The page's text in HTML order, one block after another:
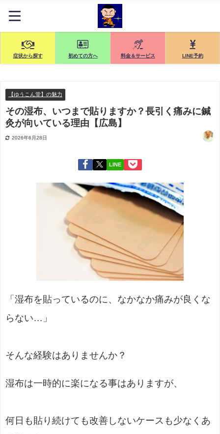
症状から探す 初めての方へ 料金＆サービス LINE予約
【ゆうこん堂】の魅力
その湿布、いつまで貼りますか？長引く痛みに鍼
灸が向いている理由【広島】
2026年6月28日
LINE
「湿布を貼っているのに、なかなか痛みが良くな
らない…」
そんな経験はありませんか？
湿布は一時的に楽になる事はありますが、
何日も貼り続けても改善しないケースも少なくあ